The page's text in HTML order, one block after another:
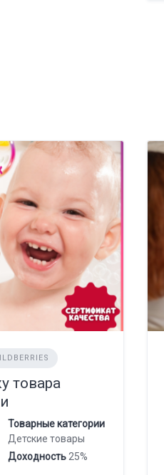
товара
Товарные категории
Детские товары
Доходность25%